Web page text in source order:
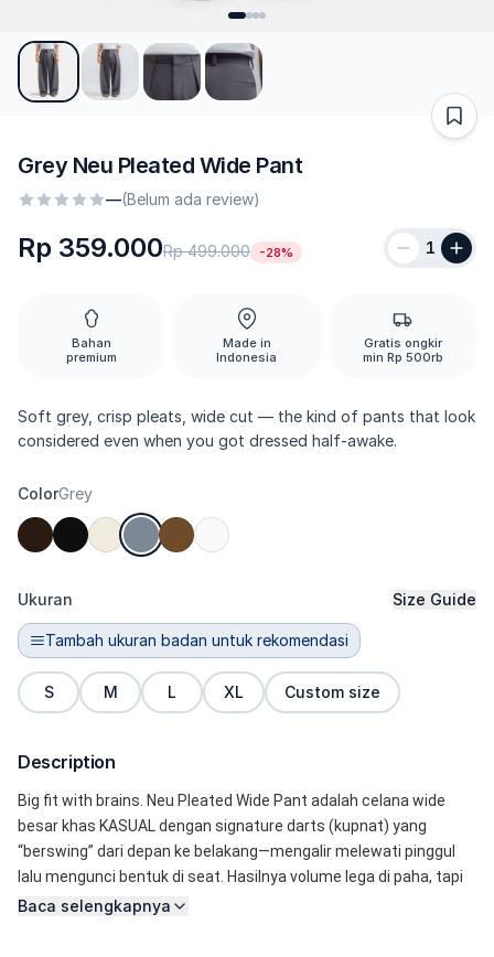
Grey Neu Pleated Wide Pant
—(Belum ada review)
Rp 359.000Rp 499.000 -28% 1
Bahan
premium
Made in
Indonesia
Gratis ongkir
min Rp 500rb
Soft grey, crisp pleats, wide cut — the kind of pants that look
considered even when you got dressed half-awake.
ColorGrey
Ukuran Size Guide
Tambah ukuran badan untuk rekomendasi
S M L XL Custom size
Description
Big fit with brains. Neu Pleated Wide Pant adalah celana wide
besar khas KASUAL dengan signature darts (kupnat) yang
“berswing” dari depan ke belakang—mengalir melewati pinggul
lalu mengunci bentuk di seat. Hasilnya volume lega di paha, tapi
jatuhnya tetap terkontrol (nggak balon). Kainnya sama DNA-nya
Baca selengkapnya